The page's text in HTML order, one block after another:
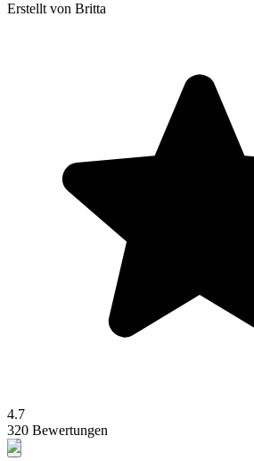
Erstellt von Britta
4.7
320 Bewertungen